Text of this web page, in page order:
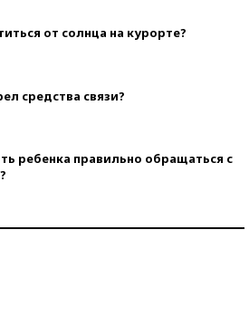
от солнца на курорте?
средства связи?
ребенка правильно обращаться с